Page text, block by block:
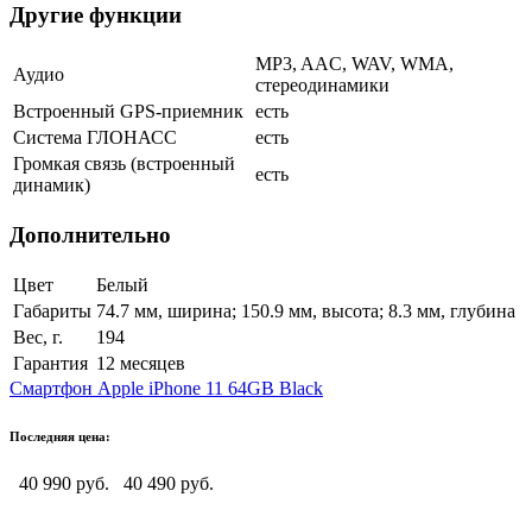
Другие функции
Аудио
MP3, AAC, WAV, WMA,
стереодинамики
Встроенный GPS-приемник есть
Система ГЛОНАСС
есть
Громкая связь (встроенный
динамик)
есть
Дополнительно
Цвет
Белый
Габариты 74.7 мм, ширина; 150.9 мм, высота; 8.3 мм, глубина
Вес, г.
194
Гарантия 12 месяцев
Смартфон Apple iPhone 11 64GB Black
Последняя цена:
40 990 руб.
40 490 руб.